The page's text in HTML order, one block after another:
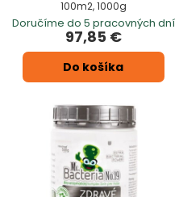
100m2, 1000g
Doručíme do 5 pracovných dní
97,85 €
Do košíka